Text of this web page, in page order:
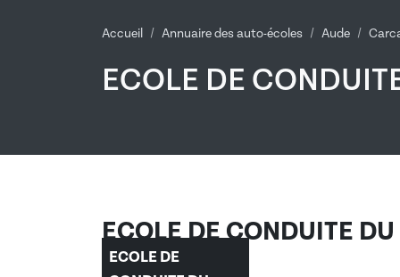
Accueil Annuaire des auto-écoles Aude
ECOLE DE
ECOLE DE CONDUITE
ECOLE DE